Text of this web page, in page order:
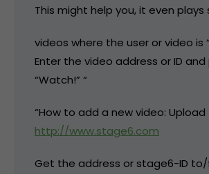
This might help you, it even plays
videos where the user or video is
Enter the video address or ID and
“Watch!” “
“How to add a new video:
http://www.stage6.com
Get the address or stage6-ID